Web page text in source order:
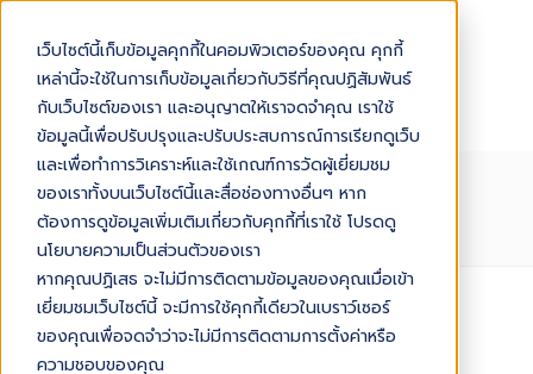
เว็บไซต์นี้เก็บข้อมูลคุกกี้ในคอมพิวเตอร์ของคุณ คุกกี้
เหล่านี้จะใช้ในการเก็บข้อมูลเกี่ยวกับวิธีที่คุณปฏิสัมพันธ์
กับเว็บไซต์ของเรา และอนุญาตให้เราจดจำคุณ เราใช้
ข้อมูลนี้เพื่อปรับปรุงและปรับประสบการณ์การเรียกดูเว็บ
และเพื่อทำการวิเคราะห์และใช้เกณฑ์การวัดผู้เยี่ยมชม
ของเราทั้งบนเว็บไซต์นี้และสื่อช่องทางอื่นๆ หาก
ต้องการดูข้อมูลเพิ่มเติมเกี่ยวกับคุกกี้ที่เราใช้ โปรดดู
นโยบายความเป็นส่วนตัวของเรา
หากคุณปฏิเสธ จะไม่มีการติดตามข้อมูลของคุณเมื่อเข้า
เยี่ยมชมเว็บไซต์นี้ จะมีการใช้คุกกี้เดียวในเบราว์เซอร์
ของคุณเพื่อจดจำว่าจะไม่มีการติดตามการตั้งค่าหรือ
ความชอบของคุณ
HUBSPOT-AEO